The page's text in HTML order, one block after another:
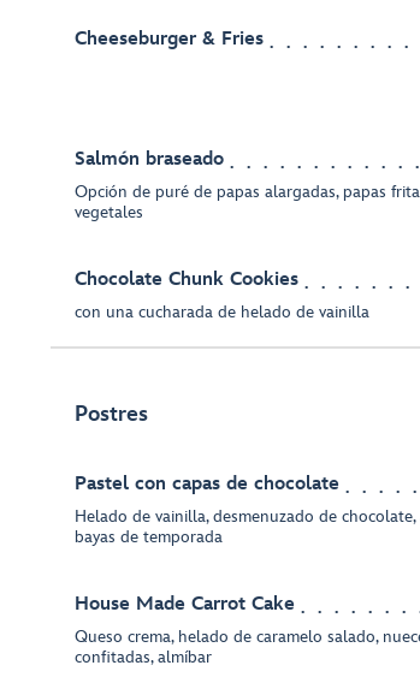
Cheeseburger & Fries
Salmón braseado
Opción de puré de papas alargadas, papas
vegetales
Chocolate Chunk Cookies
con una cucharada de helado de vainilla
Postres
Pastel con capas de chocolate
Helado de vainilla, desmenuzado de chocolate,
bayas de temporada
House Made Carrot Cake
Queso crema, helado de caramelo salado,
confitadas, almíbar